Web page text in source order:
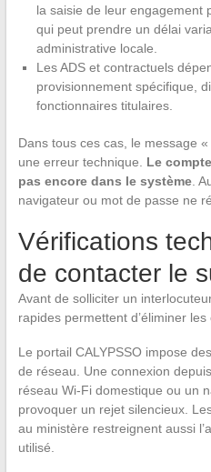
la saisie de leur engagement
qui peut prendre un délai
administrative locale.
Les ADS et contractuels
provisionnement spécifique,
fonctionnaires titulaires.
Dans tous ces cas, le message
une erreur technique. Le
pas encore dans le système.
navigateur ou mot de passe ne
Vérifications
de contacter le
Avant de solliciter un
rapides permettent d’éliminer
Le portail CALYPSSO impose
de réseau. Une connexion
réseau Wi-Fi domestique ou un
provoquer un rejet silencieux.
au ministère restreignent aussi
utilisé.